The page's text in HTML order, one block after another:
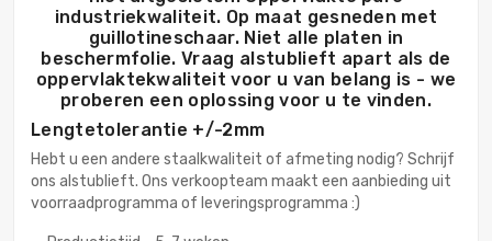
industriekwaliteit. Op maat gesneden met
guillotineschaar. Niet alle platen in
beschermfolie. Vraag alstublieft apart als de
oppervlaktekwaliteit voor u van belang is - we
proberen een oplossing voor u te vinden.
Lengtetolerantie +/-2mm
Hebt u een andere staalkwaliteit of afmeting nodig? Schrijf
ons alstublieft. Ons verkoopteam maakt een aanbieding uit
voorraadprogramma of leveringsprogramma :)